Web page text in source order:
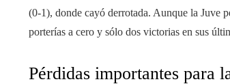
(0-1), donde cayó derrotada. Aunque la Juve
porterías a cero y sólo dos victorias en sus
Pérdidas importantes para